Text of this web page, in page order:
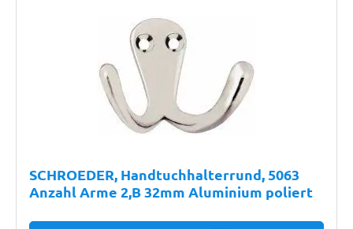
SCHROEDER, Handtuchhalterrund, 5063
Anzahl Arme 2,B 32mm Aluminium poliert